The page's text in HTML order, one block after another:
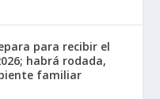
para recibir el
habrá rodada,
familiar